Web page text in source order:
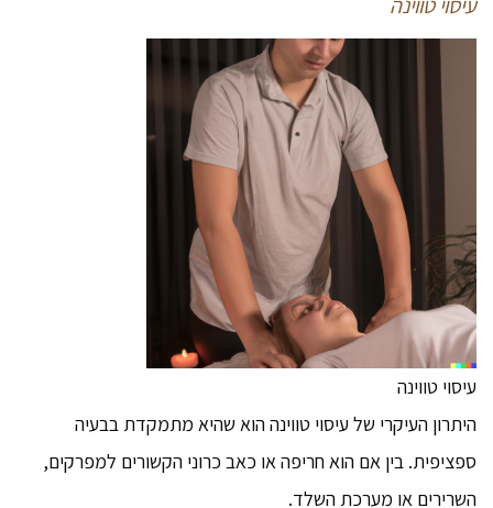
עיסוי טווינה
היתרון העיקרי של עיסוי טווינה הוא שהיא מתמקדת בבעיה
ספציפית. בין אם הוא חריפה או כאב כרוני הקשורים למפרקים,
השרירים או מערכת השלד.